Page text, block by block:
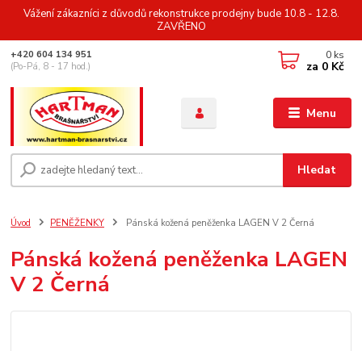
Vážení zákazníci z důvodů rekonstrukce prodejny bude 10.8 - 12.8.
ZAVŘENO
Menu
Hledat
+420 604 134 951
(Po-Pá, 8 - 17 hod.)
0 ks
za 0 Kč
Úvod PENĚŽENKY Pánská kožená peněženka LAGEN V 2 Černá
Pánská kožená peněženka LAGEN
V 2 Černá